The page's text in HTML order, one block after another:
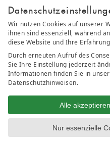
Wir nutzen Cookies auf unserer
ihnen sind essenziell, während
diese Website und Ihre
Durch erneuten Aufruf des
Sie Ihre Einstellung jederzeit
Informationen finden Sie in
Datenschutzhinweisen.
Alle akzeptieren
Nur essenzielle
© 2025 AMONTI & LUNARIS
Datenschutz
Belvita Leading